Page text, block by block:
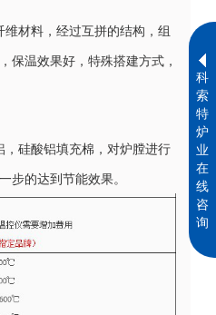
维材料，经过互拼的结构，组
保温效果好，特殊搭建方式，
，硅酸铝填充棉，对炉膛进行
步的达到节能效果。
科
索
特
炉
业
在
线
咨
询